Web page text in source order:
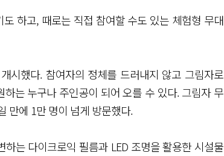
하고, 때로는 직접 참여할 수도 있는 체험형 무대
시했다. 참여자의 정체를 드러내지 않고 그림자로
는 누구나 주인공이 되어 오를 수 있다. 그림자 무
만에 1만 명이 넘게 방문했다.
는 다이크로익 필름과 LED 조명을 활용한 시설물